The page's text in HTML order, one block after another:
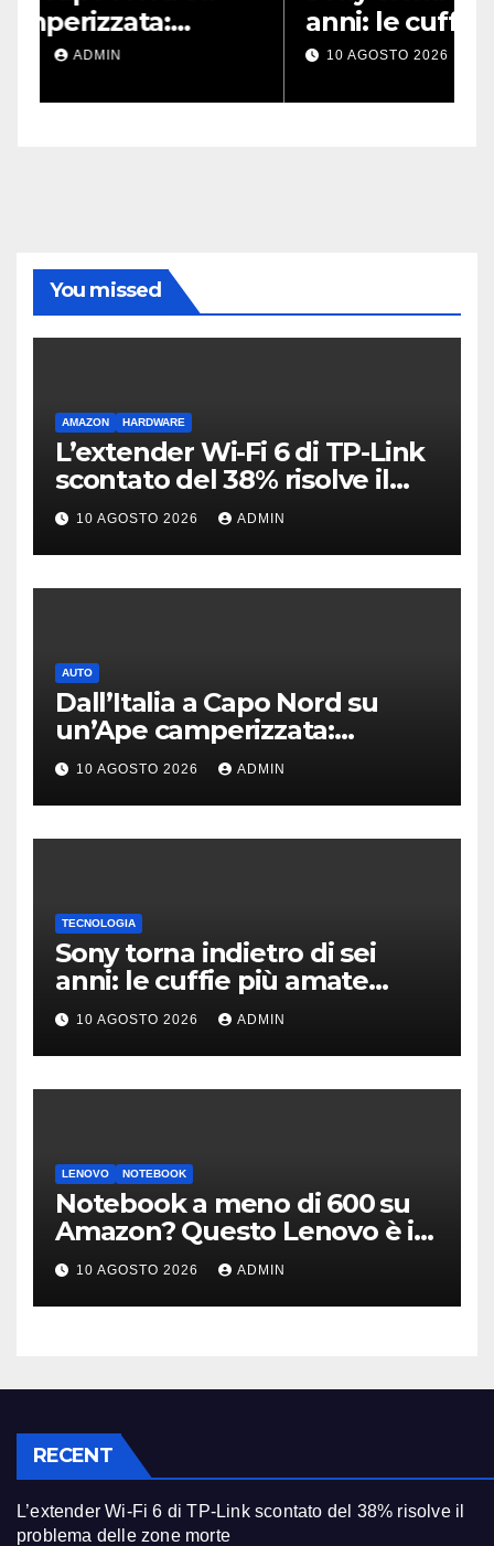
anni: le cuffie più amate
potrebbero rinascere
10 AGOSTO 2026
You missed
AMAZON HARDWARE
L’extender Wi-Fi 6 di TP-Link
scontato del 38% risolve il
problema delle zone morte
10 AGOSTO 2026 ADMIN
AUTO
Dall’Italia a Capo Nord su
un’Ape camperizzata:
l’incredibile impresa di
Francesco
10 AGOSTO 2026 ADMIN
TECNOLOGIA
Sony torna indietro di sei
anni: le cuffie più amate
potrebbero rinascere
10 AGOSTO 2026 ADMIN
LENOVO NOTEBOOK
Notebook a meno di 600 su
Amazon? Questo Lenovo è il
modello giusto (anche a rate)
10 AGOSTO 2026 ADMIN
RECENT
L’extender Wi-Fi 6 di TP-Link scontato del 38% risolve il
problema delle zone morte